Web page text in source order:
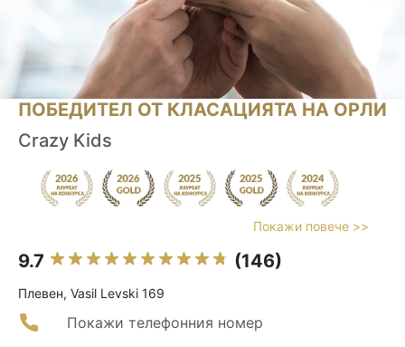
ПОБЕДИТЕЛ ОТ КЛАСАЦИЯТА НА ОРЛИ
Crazy Kids
Покажи повече >>
9.7 (146)
Плевен, Vasil Levski 169
Покажи телефонния номер